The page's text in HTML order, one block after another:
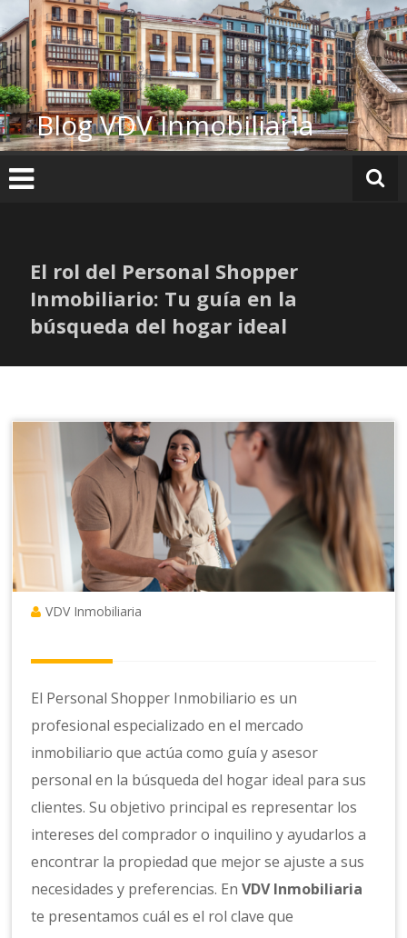
al
contenido
Blog VDV Inmobiliaria
El rol del Personal Shopper
Inmobiliario: Tu guía en la
búsqueda del hogar ideal
VDV Inmobiliaria
El Personal Shopper Inmobiliario es un
profesional especializado en el mercado
inmobiliario que actúa como guía y asesor
personal en la búsqueda del hogar ideal para sus
clientes. Su objetivo principal es representar los
intereses del comprador o inquilino y ayudarlos a
encontrar la propiedad que mejor se ajuste a sus
necesidades y preferencias. EnVDV Inmobiliaria
te presentamos cuál es el rol clave que